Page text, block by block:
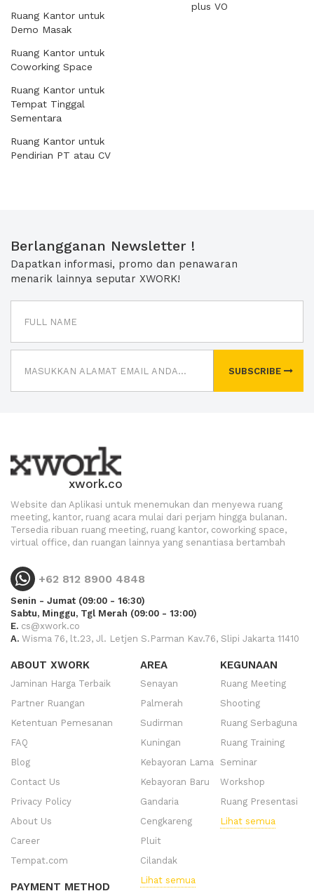
Ruang Kantor untuk
Demo Masak
Ruang Kantor untuk
Coworking Space
Ruang Kantor untuk
Tempat Tinggal
Sementara
Ruang Kantor untuk
Pendirian PT atau CV
plus VO
Berlangganan Newsletter !
Dapatkan informasi, promo dan penawaran
menarik lainnya seputar XWORK!
SUBSCRIBE
xwork.co
Website dan Aplikasi untuk menemukan dan menyewa ruang
meeting, kantor, ruang acara mulai dari perjam hingga bulanan.
Tersedia ribuan ruang meeting, ruang kantor, coworking space,
virtual office, dan ruangan lainnya yang senantiasa bertambah
+62 812 8900 4848
Senin - Jumat (09:00 - 16:30)
Sabtu, Minggu, Tgl Merah (09:00 - 13:00)
E. cs@xwork.co
A. Wisma 76, lt.23, Jl. Letjen S.Parman Kav.76, Slipi Jakarta 11410
ABOUT XWORK
Jaminan Harga Terbaik
Partner Ruangan
Ketentuan Pemesanan
FAQ
Blog
Contact Us
Privacy Policy
About Us
Career
Tempat.com
PAYMENT METHOD
AREA
Senayan
Palmerah
Sudirman
Kuningan
Kebayoran Lama
Kebayoran Baru
Gandaria
Cengkareng
Pluit
Cilandak
Lihat semua
KEGUNAAN
Ruang Meeting
Shooting
Ruang Serbaguna
Ruang Training
Seminar
Workshop
Ruang Presentasi
Lihat semua